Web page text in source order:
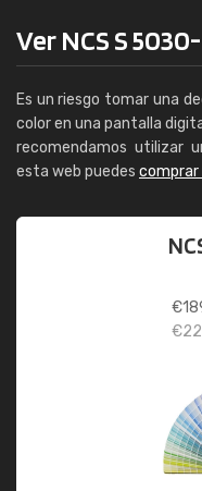
Ver NCS S
Es un riesgo tomar una
color en una pantalla
recomendamos utilizar
esta web puedes comprar
€
€